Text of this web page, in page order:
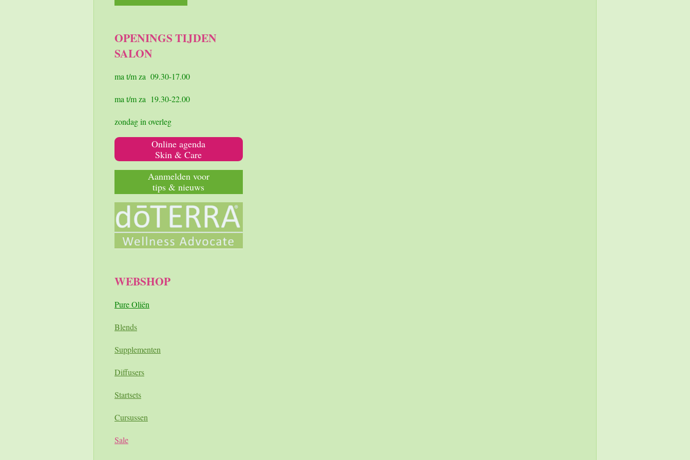
a
b
o
k
n
a
g
a
h
s
p
OPENINGS TIJDEN
SALON
ma t/m za 09.30-17.00
ma t/m za 19.30-22.00
zondag in overleg
Online agenda
Skin & Care
Aanmelden voor
tips & nieuws
WEBSHOP
Pure Oliën
Blends
Supplementen
Diffusers
Startsets
Cursussen
Sale